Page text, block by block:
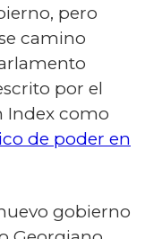
pero
camino
por el
Index como
de poder en
gobierno